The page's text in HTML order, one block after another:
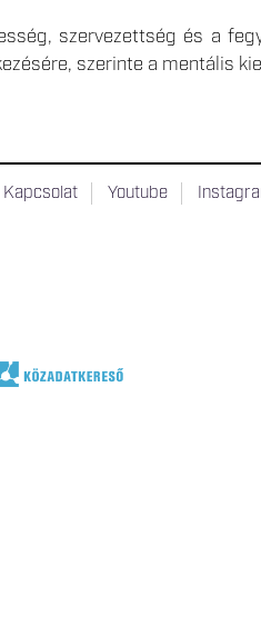
szervezettség és a
szerinte a mentális
Kapcsolat Youtube